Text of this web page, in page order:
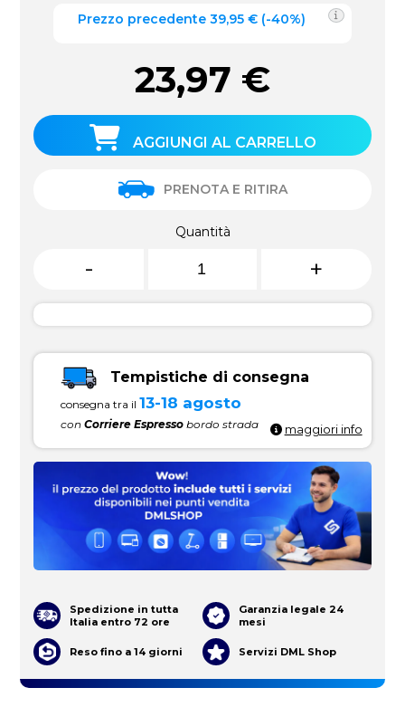
Prezzo precedente 39,95 € (-40%)
23,97 €
AGGIUNGI AL CARRELLO
PRENOTA E RITIRA
Quantità
- +
Tempistiche di consegna
consegna tra il 13-18 agosto
conCorriere Espresso bordo strada maggiori info
Spedizione in tutta
Italia entro 72 ore
Garanzia legale 24
mesi
Reso fino a 14 giorni Servizi DML Shop